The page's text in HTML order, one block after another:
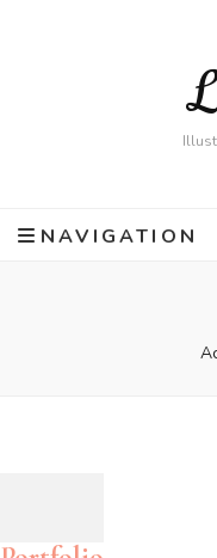
NAVIGATION